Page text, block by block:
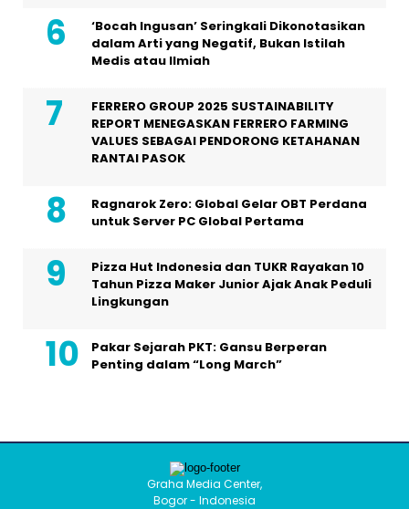
‘Bocah Ingusan’ Seringkali Dikonotasikan
dalam Arti yang Negatif, Bukan Istilah
Medis atau Ilmiah
FERRERO GROUP 2025 SUSTAINABILITY
REPORT MENEGASKAN FERRERO FARMING
VALUES SEBAGAI PENDORONG KETAHANAN
RANTAI PASOK
Ragnarok Zero: Global Gelar OBT Perdana
untuk Server PC Global Pertama
Pizza Hut Indonesia dan TUKR Rayakan 10
Tahun Pizza Maker Junior Ajak Anak Peduli
Lingkungan
Pakar Sejarah PKT: Gansu Berperan
Penting dalam “Long March”
Graha Media Center,
Bogor - Indonesia